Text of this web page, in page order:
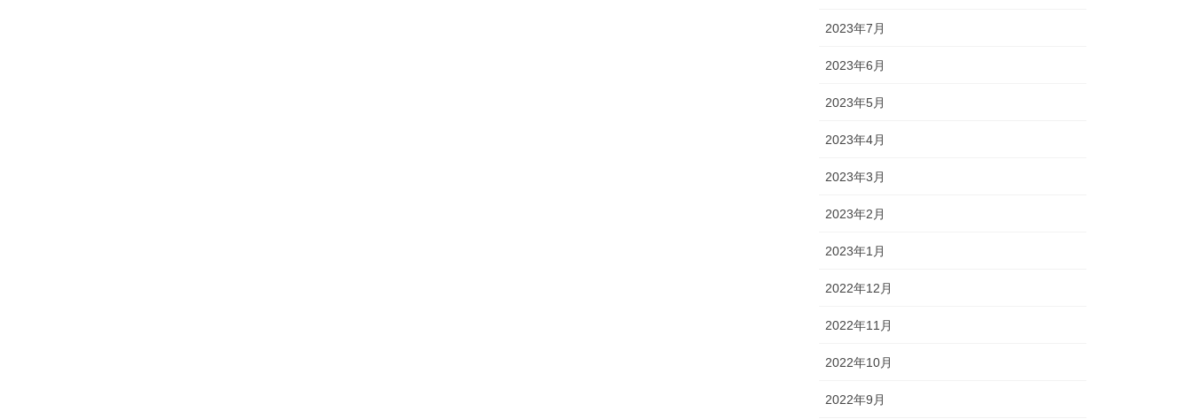
2023年7月
2023年6月
2023年5月
2023年4月
2023年3月
2023年2月
2023年1月
2022年12月
2022年11月
2022年10月
2022年9月